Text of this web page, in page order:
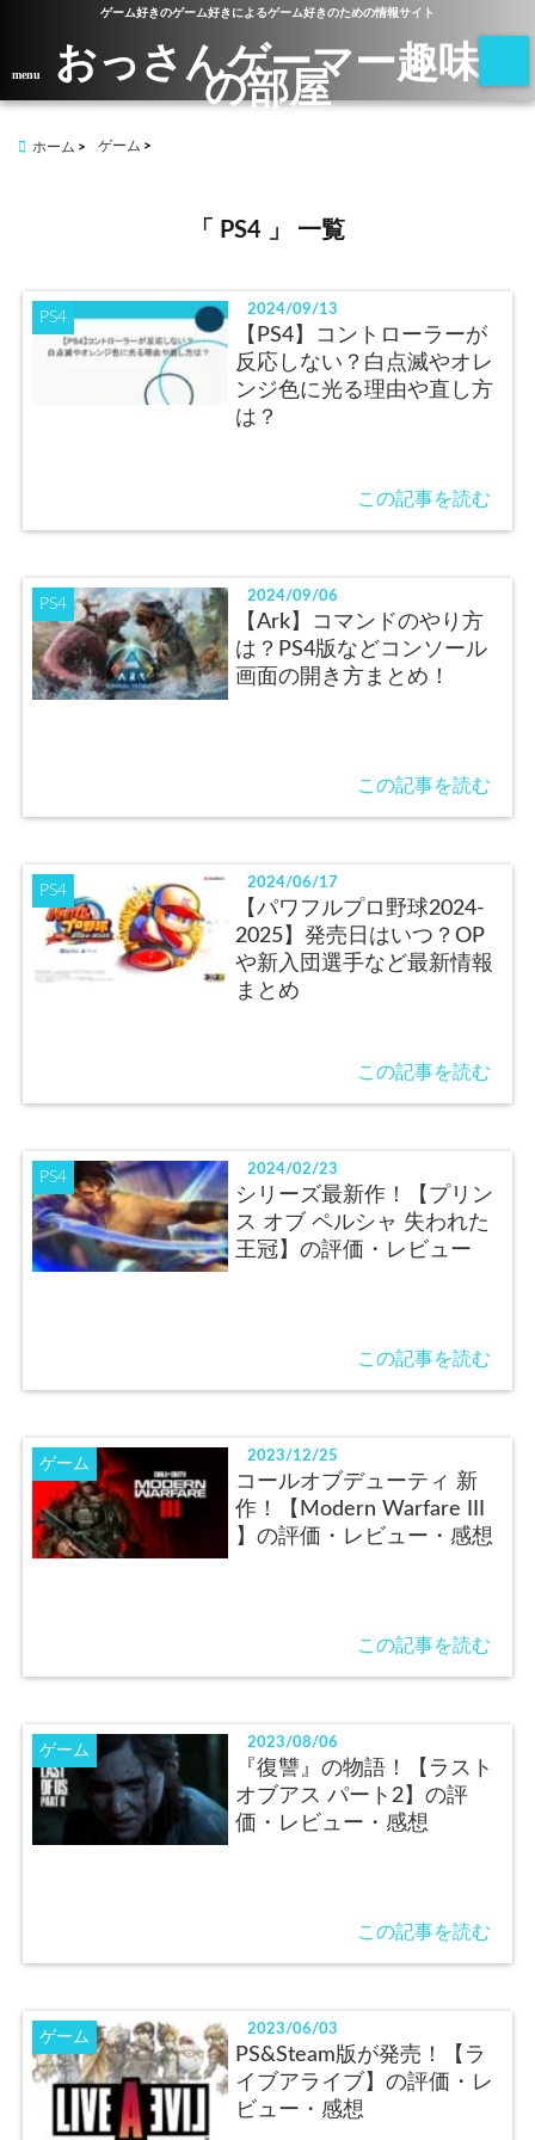
ゲーム好きのゲーム好きによるゲーム好きのための情報サイト
menu おっさんゲーマー趣味
の部屋
ホーム ゲーム
「 PS4 」 一覧
PS4 2024/09/13
【PS4】コントローラーが
反応しない？白点滅やオレ
ンジ色に光る理由や直し方
は？
この記事を読む
PS4 2024/09/06
【Ark】コマンドのやり方
は？PS4版などコンソール
画面の開き方まとめ！
この記事を読む
PS4 2024/06/17
【パワフルプロ野球2024-
2025】発売日はいつ？OP
や新入団選手など最新情報
まとめ
この記事を読む
PS4 2024/02/23
シリーズ最新作！【プリン
ス オブ ペルシャ 失われた
王冠】の評価・レビュー
この記事を読む
ゲーム 2023/12/25
コールオブデューティ 新
作！【Modern Warfare III
】の評価・レビュー・感想
この記事を読む
ゲーム 2023/08/06
『復讐』の物語！【ラスト
オブアス パート2】の評
価・レビュー・感想
この記事を読む
ゲーム 2023/06/03
PS&Steam版が発売！【ラ
イブアライブ】の評価・レ
ビュー・感想